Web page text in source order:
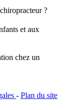
?
et aux
chez un
- Plan du site